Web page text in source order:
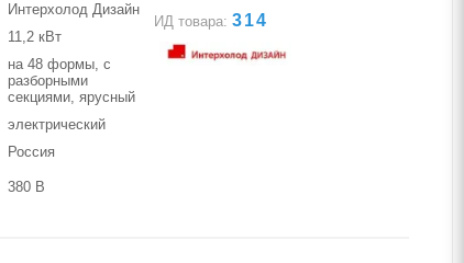
Интерхолод Дизайн
11,2 кВт
на 48 формы, с
разборными
секциями, ярусный
электрический
Россия
380 В
ИД товара: 314